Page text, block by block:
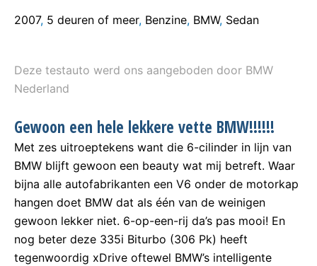
2007, 5 deuren of meer, Benzine, BMW, Sedan
Deze testauto werd ons aangeboden door BMW
Nederland
Gewoon een hele lekkere vette BMW!!!!!!
Met zes uitroeptekens want die 6-cilinder in lijn van
BMW blijft gewoon een beauty wat mij betreft. Waar
bijna alle autofabrikanten een V6 onder de motorkap
hangen doet BMW dat als één van de weinigen
gewoon lekker niet. 6-op-een-rij da’s pas mooi! En
nog beter deze 335i Biturbo (306 Pk) heeft
tegenwoordig xDrive oftewel BMW’s intelligente